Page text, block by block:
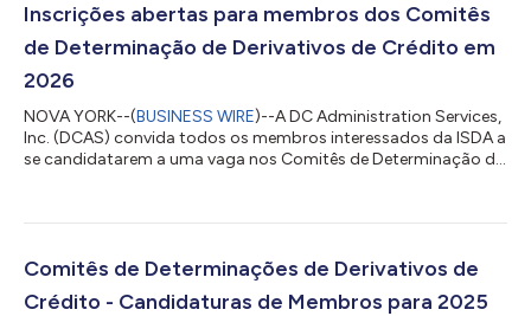
Investment Management L.P. BNP Paribas Pacific Investment
Management Company LLC Citibank, N.A...
Inscrições abertas para membros dos Comitês
de Determinação de Derivativos de Crédito em
2026
NOVA YORK--(BUSINESS WIRE)--A DC Administration Services,
Inc. (DCAS) convida todos os membros interessados da ISDA a
se candidatarem a uma vaga nos Comitês de Determinação de
da ISDA podem se candidatar como membros corretores ou
(conforme o caso). Os interessados em se candidatar a essa
vaga devem analisar cuidadosamente e enviar...
Comitês de Determinações de Derivativos de
Crédito - Candidaturas de Membros para 2025